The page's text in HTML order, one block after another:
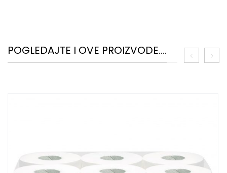
POGLEDAJTE I OVE PROIZVODE....